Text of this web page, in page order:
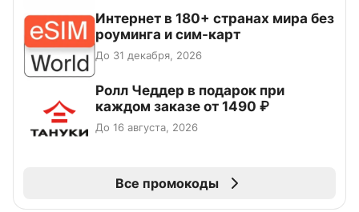
Интернет в 180+ странах мира без
роуминга и сим-карт
До 31 декабря, 2026
Ролл Чеддер в подарок при
каждом заказе от 1490 ₽
До 16 августа, 2026
Все промокоды